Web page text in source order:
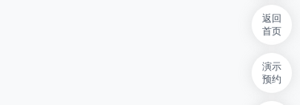
返回
首页
演示
预约